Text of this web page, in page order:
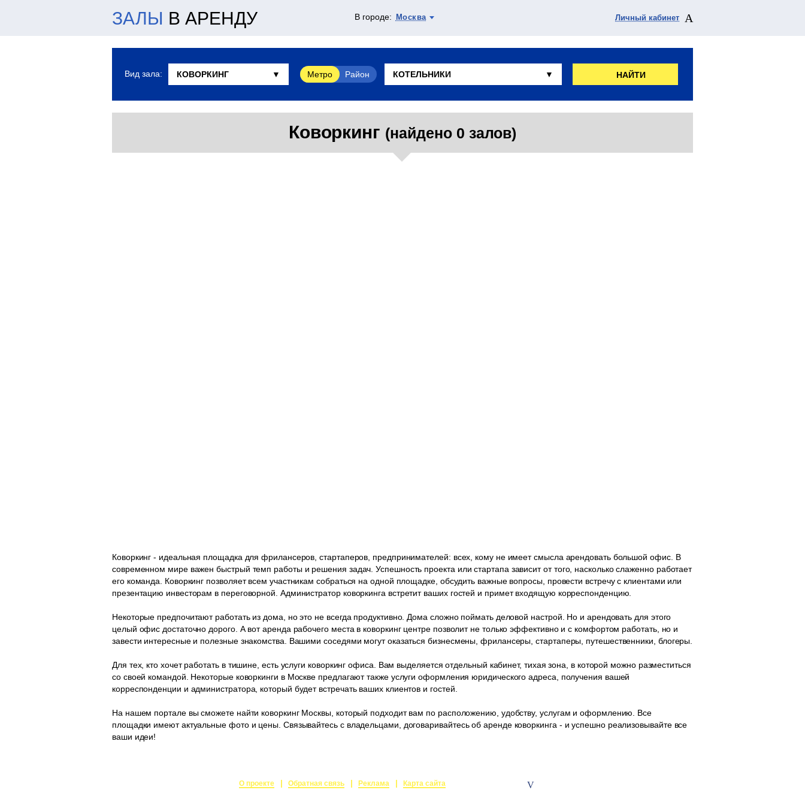
ЗАЛЫ В АРЕНДУ В городе: Москва Личный кабинет
Вид зала: Метро Район НАЙТИ
Коворкинг (найдено 0 залов)
Коворкинг - идеальная площадка для фрилансеров, стартаперов, предпринимателей: всех, кому не имеет смысла арендовать большой офис. В
современном мире важен быстрый темп работы и решения задач. Успешность проекта или стартапа зависит от того, насколько слаженно работает
его команда. Коворкинг позволяет всем участникам собраться на одной площадке, обсудить важные вопросы, провести встречу с клиентами или
презентацию инвесторам в переговорной. Администратор коворкинга встретит ваших гостей и примет входящую корреспонденцию.
Некоторые предпочитают работать из дома, но это не всегда продуктивно. Дома сложно поймать деловой настрой. Но и арендовать для этого
целый офис достаточно дорого. А вот аренда рабочего места в коворкинг центре позволит не только эффективно и с комфортом работать, но и
завести интересные и полезные знакомства. Вашими соседями могут оказаться бизнесмены, фрилансеры, стартаперы, путешественники, блогеры.
Для тех, кто хочет работать в тишине, есть услуги коворкинг офиса. Вам выделяется отдельный кабинет, тихая зона, в которой можно разместиться
со своей командой. Некоторые коворкинги в Москве предлагают также услуги оформления юридического адреса, получения вашей
корреспонденции и администратора, который будет встречать ваших клиентов и гостей.
На нашем портале вы сможете найти коворкинг Москвы, который подходит вам по расположению, удобству, услугам и оформлению. Все
площадки имеют актуальные фото и цены. Связывайтесь с владельцами, договаривайтесь об аренде коворкинга - и успешно реализовывайте все
ваши идеи!
О проекте Обратная связь Реклама Карта сайта